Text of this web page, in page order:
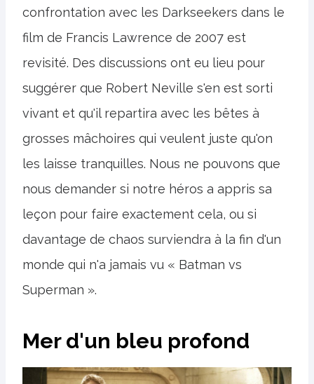
confrontation avec les Darkseekers dans le
film de Francis Lawrence de 2007 est
revisité. Des discussions ont eu lieu pour
suggérer que Robert Neville s'en est sorti
vivant et qu'il repartira avec les bêtes à
grosses mâchoires qui veulent juste qu'on
les laisse tranquilles. Nous ne pouvons que
nous demander si notre héros a appris sa
leçon pour faire exactement cela, ou si
davantage de chaos surviendra à la fin d'un
monde qui n'a jamais vu « Batman vs
Superman ».
Mer d'un bleu profond